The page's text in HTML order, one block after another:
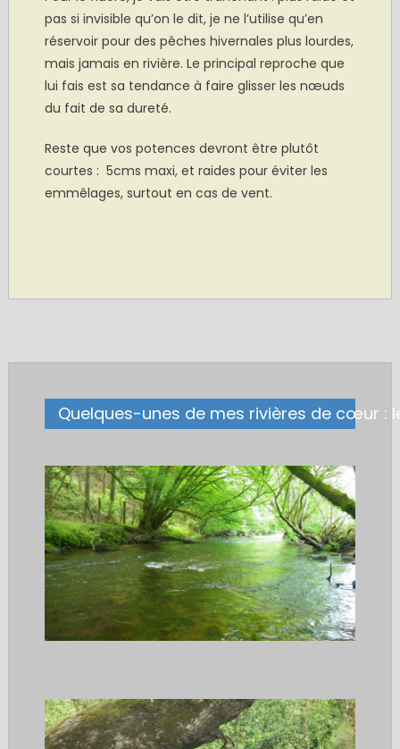
pas si invisible qu’on le dit, je ne l’utilise qu’en
réservoir pour des pêches hivernales plus lourdes,
mais jamais en rivière. Le principal reproche que
lui fais est sa tendance à faire glisser les nœuds
du fait de sa dureté.
Reste que vos potences devront être plutôt
courtes : 5cms maxi, et raides pour éviter les
emmêlages, surtout en cas de vent.
Quelques-unes de mes rivières de cœur : le